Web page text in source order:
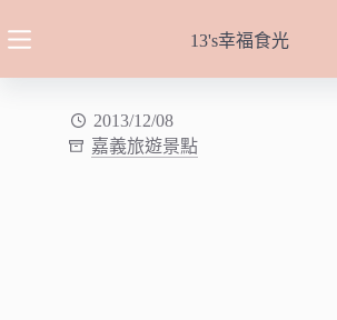
至
13's幸福食光
2013/12/08
嘉義旅遊景點